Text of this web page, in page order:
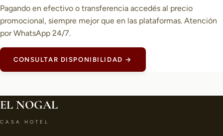
Pagando en efectivo o transferencia accedés al precio
promocional, siempre mejor que en las plataformas. Atención
por WhatsApp 24/7.
CONSULTAR DISPONIBILIDAD →
EL NOGAL
CASA HOTEL